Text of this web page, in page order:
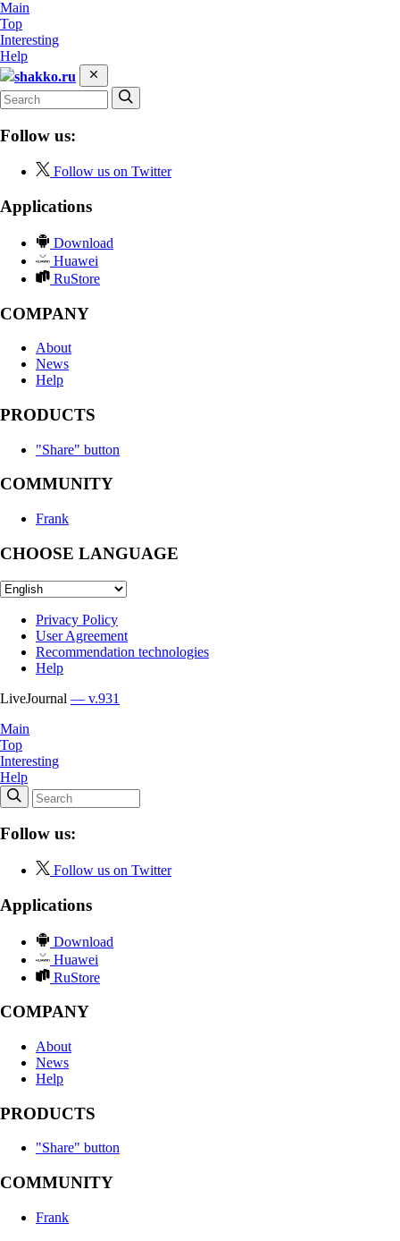
Main
Top
Interesting
Help
shakko.ru
Follow us:
Follow us on Twitter
Applications
Download
Huawei
RuStore
COMPANY
About
News
Help
PRODUCTS
"Share" button
COMMUNITY
Frank
CHOOSE LANGUAGE
Privacy Policy
User Agreement
Recommendation technologies
Help
LiveJournal — v.931
Main
Top
Interesting
Help
Follow us:
Follow us on Twitter
Applications
Download
Huawei
RuStore
COMPANY
About
News
Help
PRODUCTS
"Share" button
COMMUNITY
Frank